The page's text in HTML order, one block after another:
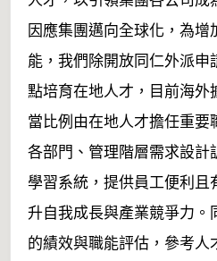
因應集團邁向全球化，為增
能，我們除開放同仁外派申
點培育在地人才，目前海外
當比例由在地人才擔任重要
各部門、管理階層需求設計
學習系統，提供員工便利且
升自我成長與產業競爭力。
的績效與職能評估，參考人